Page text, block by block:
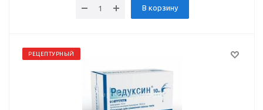
В корзину
РЕЦЕПТУРНЫЙ